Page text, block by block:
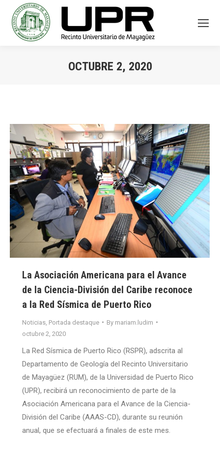
OCTUBRE 2, 2020
La Asociación Americana para el Avance
de la Ciencia-División del Caribe reconoce
a la Red Sísmica de Puerto Rico
Noticias Portada destaque By mariam.ludim
octubre 2, 2020
La Red Sísmica de Puerto Rico (RSPR), adscrita al
Departamento de Geología del Recinto Universitario
de Mayagüez (RUM), de la Universidad de Puerto Rico
(UPR), recibirá un reconocimiento de parte de la
Asociación Americana para el Avance de la Ciencia-
División del Caribe (AAAS-CD), durante su reunión
anual, que se efectuará a finales de este mes.